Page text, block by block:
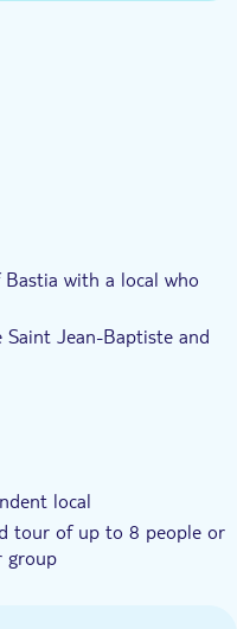
with a local who
Saint Jean-Baptiste and
tour or a private
local
tour of up to 8 people or
group
for organisational